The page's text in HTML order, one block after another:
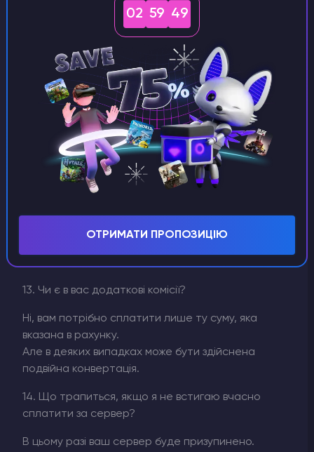
Godlike використовує автоматичну підписку на
місяць при сплаті карткою.
Отже, вам не потрібно слідкувати за тим, щоб
сплачувати сервер вчасно.
Але якщо ви хочете сплатити сервер одразу на
довгий час то створіть тікет в білінгу або
діскордіта ми розглянемо вашу пропозицію.
12. Коли я отримаю свій сервер/скільки
встановлюється сервер?
Ми використовуємо автоматичне встановлення
та отримання сервера після сплати.
оплатили його, але встановлення сервера може
13. Чи є в вас додаткові комісії?
Ні, вам потрібно сплатити лише ту суму, яка
вказана в рахунку.
Але в деяких випадках може бути здійснена
подвійна конвертація.
14. Що трапиться, якщо я не встигаю вчасно
сплатити за сервер?
В цьому разі ваш сервер буде призупинено.
02 59 48
ОТРИМАТИ ПРОПОЗИЦІЮ